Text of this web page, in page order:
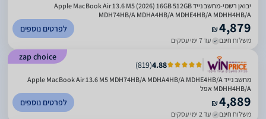
יבואן רשמי-מחשב נייד Apple MacBook Air 13.6 M5 (2026) 16GB 512GB
MDH74HB/A MDHA4HB/A MDHE4HB/A MDHH4HB/A
₪4,879
משלוח חינם עד 7 ימי עסקים
לפרטים נוספים
zap choice
4.88
(
819
)
מחשב נייד Apple MacBook Air 13.6 M5 MDH74HB/A MDHA4HB/A MDHE4HB/A
MDHH4HB/A אפל
₪4,889
משלוח חינם עד 2 ימי עסקים
לפרטים נוספים